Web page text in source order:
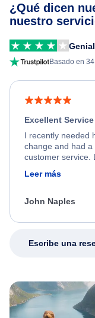
¿Qué dicen
nuestro
Basado en
Excellent Service
I recently needed
change and had
customer service.
friendly, and very
process. She
appreciate her
Leer más
John Naples
Escribe una